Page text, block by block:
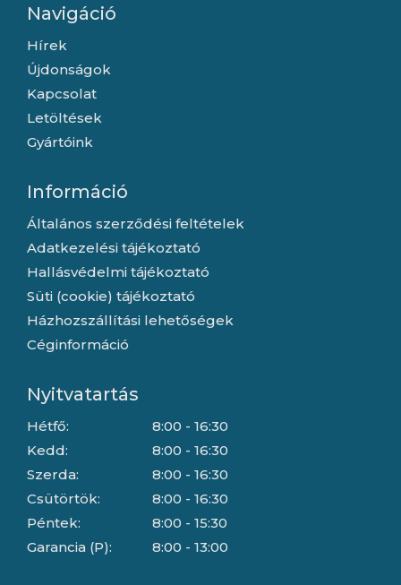
Navigáció
Hírek
Újdonságok
Kapcsolat
Letöltések
Gyártóink
Információ
Általános szerződési feltételek
Adatkezelési tájékoztató
Hallásvédelmi tájékoztató
Süti (cookie) tájékoztató
Házhozszállítási lehetőségek
Céginformáció
Nyitvatartás
Hétfő:
Kedd:
Szerda:
Csütörtök:
Péntek:
Garancia (P):
8:00 - 16:30
8:00 - 16:30
8:00 - 16:30
8:00 - 16:30
8:00 - 15:30
8:00 - 13:00